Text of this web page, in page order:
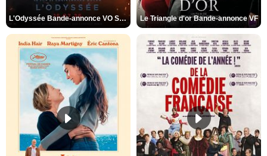
L'Odyssée Bande-annonce VO STFR Le Triangle d'or Bande-annonce VF